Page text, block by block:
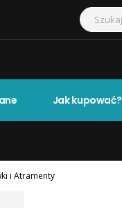
Jak kupować?
i Atramenty